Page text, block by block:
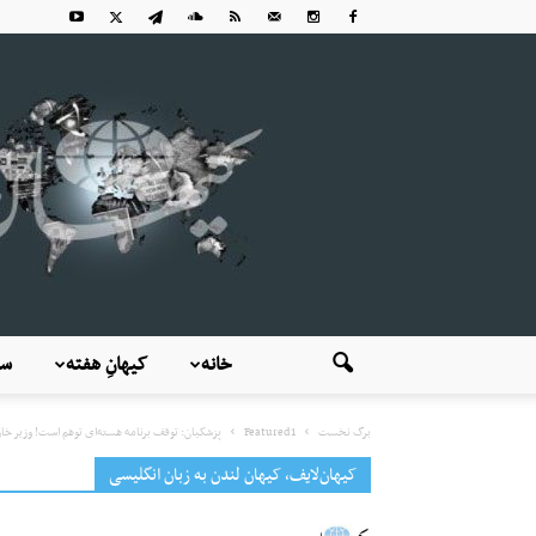
کیهانِ هفته خانه
برگ نخست Featured1 پزشکیان: توقف برنامه‌ هسته‌ای توهم است! وزیر
کیهان‌لایف، کیهان لندن به زبان انگلیسی